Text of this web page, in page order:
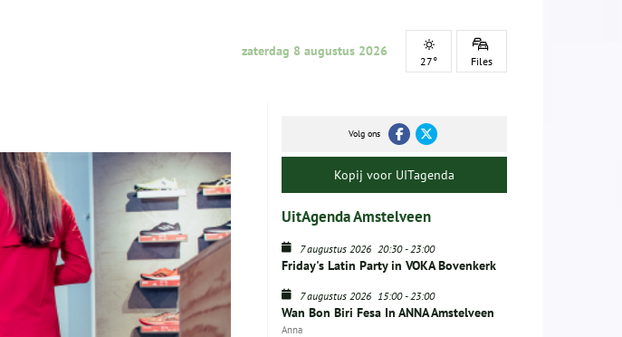
zaterdag 8 augustus 2026
27° Files
Volg ons
Kopij voor UITagenda
UitAgenda Amstelveen
7 augustus 2026 20:30-23:00
Friday's Latin Party in VOKA Bovenkerk
7 augustus 2026 15:00-23:00
Wan Bon Biri Fesa In ANNA Amstelveen
Anna